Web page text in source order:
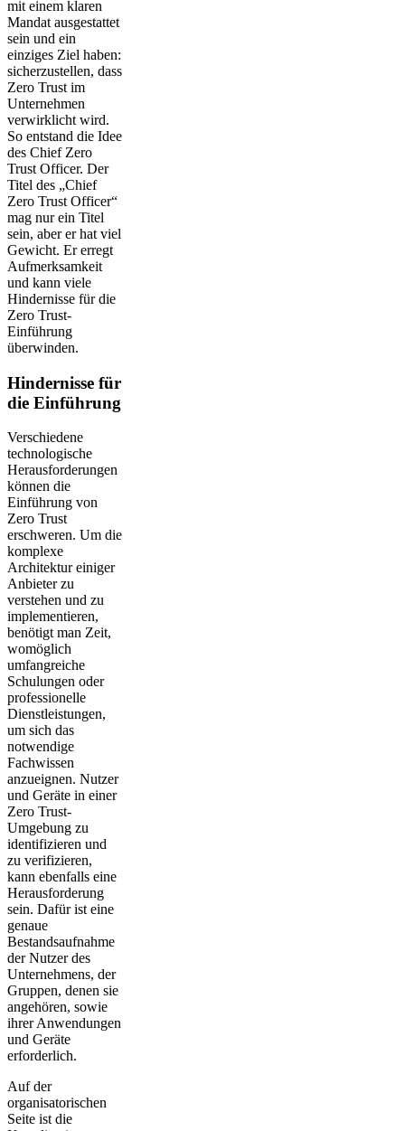
mit einem klaren
Mandat ausgestattet
sein und ein
einziges Ziel haben:
sicherzustellen, dass
Zero Trust im
Unternehmen
verwirklicht wird.
So entstand die Idee
des Chief Zero
Trust Officer. Der
Titel des „Chief
Zero Trust Officer“
mag nur ein Titel
sein, aber er hat viel
Gewicht. Er erregt
Aufmerksamkeit
und kann viele
Hindernisse für die
Zero Trust-
Einführung
überwinden.
Hindernisse für
die Einführung
Verschiedene
technologische
Herausforderungen
können die
Einführung von
Zero Trust
erschweren. Um die
komplexe
Architektur einiger
Anbieter zu
verstehen und zu
implementieren,
benötigt man Zeit,
womöglich
umfangreiche
Schulungen oder
professionelle
Dienstleistungen,
um sich das
notwendige
Fachwissen
anzueignen. Nutzer
und Geräte in einer
Zero Trust-
Umgebung zu
identifizieren und
zu verifizieren,
kann ebenfalls eine
Herausforderung
sein. Dafür ist eine
genaue
Bestandsaufnahme
der Nutzer des
Unternehmens, der
Gruppen, denen sie
angehören, sowie
ihrer Anwendungen
und Geräte
erforderlich.
Auf der
organisatorischen
Seite ist die